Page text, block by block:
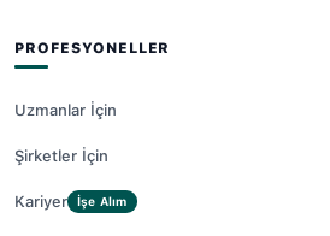
PROFESYONELLER
Uzmanlar İçin
Şirketler İçin
Kariyer İşe Alım